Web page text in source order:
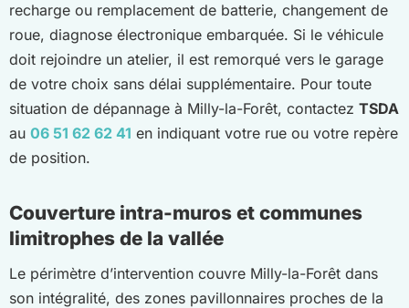
recharge ou remplacement de batterie, changement de
roue, diagnose électronique embarquée. Si le véhicule
doit rejoindre un atelier, il est remorqué vers le garage
de votre choix sans délai supplémentaire. Pour toute
situation de dépannage à Milly-la-Forêt, contactez TSDA
au 06 51 62 62 41 en indiquant votre rue ou votre repère
de position.
Couverture intra-muros et communes
limitrophes de la vallée
Le périmètre d’intervention couvre Milly-la-Forêt dans
son intégralité, des zones pavillonnaires proches de la